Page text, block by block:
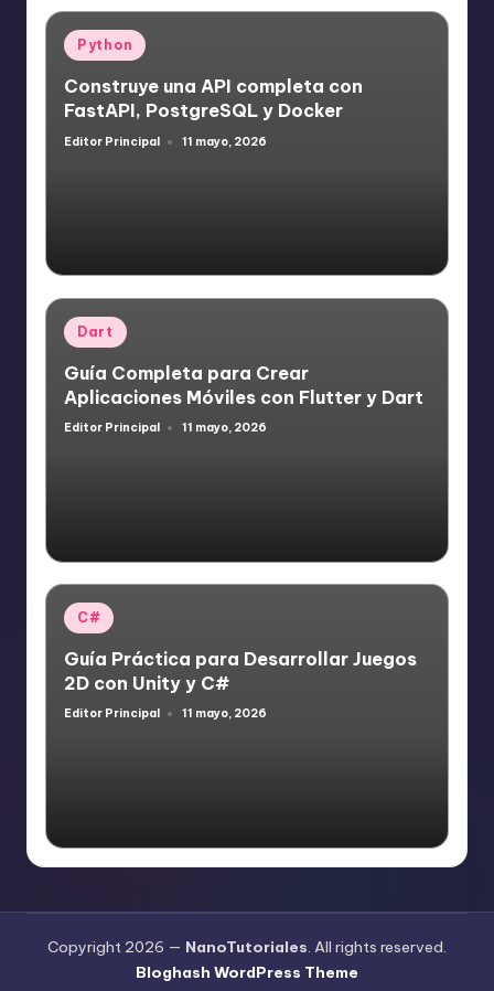
Publicado
en
Python
Construye una API completa con
FastAPI, PostgreSQL y Docker
Publicado
Editor Principal 11 mayo, 2026
Publicado
en
Dart
Guía Completa para Crear
Aplicaciones Móviles con Flutter y Dart
Publicado
Editor Principal 11 mayo, 2026
Publicado
en
C#
Guía Práctica para Desarrollar Juegos
2D con Unity y C#
Publicado
Editor Principal 11 mayo, 2026
Copyright 2026 — NanoTutoriales. All rights reserved.
Bloghash WordPress Theme